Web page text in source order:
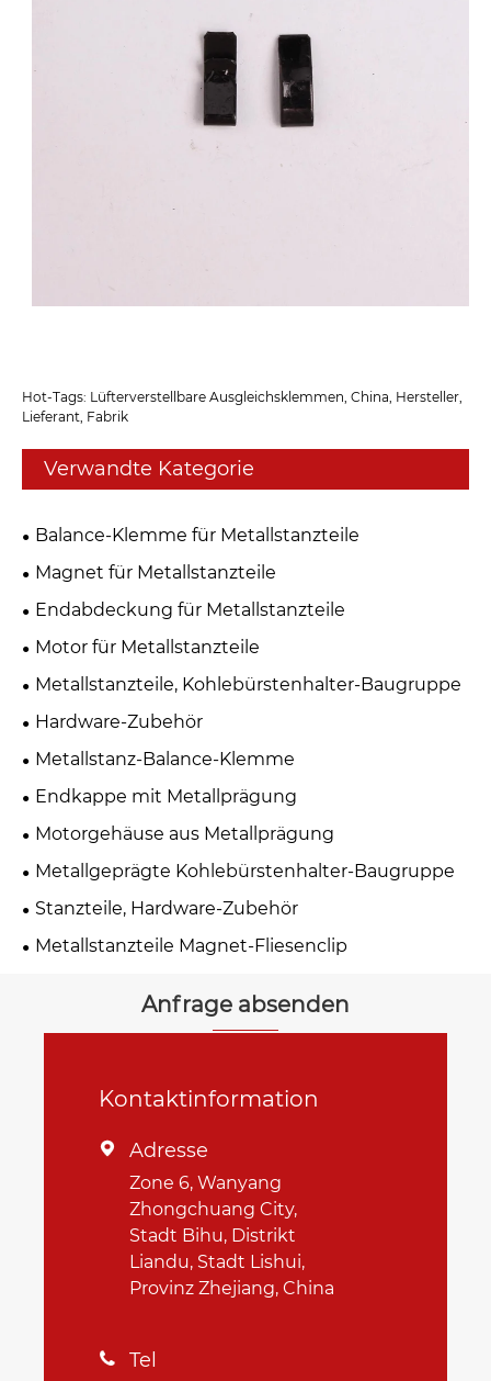
Hot-Tags: Lüfterverstellbare Ausgleichsklemmen, China, Hersteller,
Lieferant, Fabrik
Verwandte Kategorie
Balance-Klemme für Metallstanzteile
Magnet für Metallstanzteile
Endabdeckung für Metallstanzteile
Motor für Metallstanzteile
Metallstanzteile, Kohlebürstenhalter-Baugruppe
Hardware-Zubehör
Metallstanz-Balance-Klemme
Endkappe mit Metallprägung
Motorgehäuse aus Metallprägung
Metallgeprägte Kohlebürstenhalter-Baugruppe
Stanzteile, Hardware-Zubehör
Metallstanzteile Magnet-Fliesenclip
Anfrage absenden
Kontaktinformation
 Adresse
Zone 6, Wanyang
Zhongchuang City,
Stadt Bihu, Distrikt
Liandu, Stadt Lishui,
Provinz Zhejiang, China
 Tel